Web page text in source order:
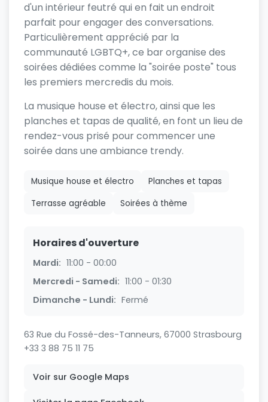
d'un intérieur feutré qui en fait un endroit
parfait pour engager des conversations.
Particulièrement apprécié par la
communauté LGBTQ+, ce bar organise des
soirées dédiées comme la "soirée poste" tous
les premiers mercredis du mois.
La musique house et électro, ainsi que les
planches et tapas de qualité, en font un lieu de
rendez-vous prisé pour commencer une
soirée dans une ambiance trendy.
Musique house et électro
Planches et tapas
Terrasse agréable
Soirées à thème
Horaires d'ouverture
Mardi: 11:00 - 00:00
Mercredi - Samedi: 11:00 - 01:30
Dimanche - Lundi: Fermé
63 Rue du Fossé-des-Tanneurs, 67000 Strasbourg
+33 3 88 75 11 75
Voir sur Google Maps